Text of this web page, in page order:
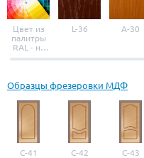
Цвет из
палитры
RAL - на
выбор
L-36 A-30
Образцы фрезеровки МДФ
С-41 С-42 С-43